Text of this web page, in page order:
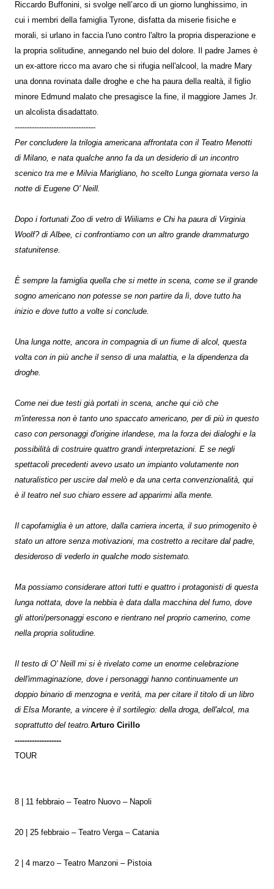
Riccardo Buffonini, si svolge nell’arco di un giorno lunghissimo, in
cui i membri della famiglia Tyrone, disfatta da miserie fisiche e
morali, si urlano in faccia l'uno contro l'altro la propria disperazione e
la propria solitudine, annegando nel buio del dolore. Il padre James è
un ex-attore ricco ma avaro che si rifugia nell'alcool, la madre Mary
una donna rovinata dalle droghe e che ha paura della realtà, il figlio
minore Edmund malato che presagisce la fine, il maggiore James Jr.
un alcolista disadattato.
---------------------------------
Per concludere la trilogia americana affrontata con il Teatro Menotti
di Milano, e nata qualche anno fa da un desiderio di un incontro
scenico tra me e Milvia Marigliano, ho scelto Lunga giornata verso la
notte di Eugene O' Neill.
Dopo i fortunati Zoo di vetro di Wiiliams e Chi ha paura di Virginia
Woolf? di Albee, ci confrontiamo con un altro grande drammaturgo
statunitense.
È sempre la famiglia quella che si mette in scena, come se il grande
sogno americano non potesse se non partire da lì, dove tutto ha
inizio e dove tutto a volte si conclude.
Una lunga notte, ancora in compagnia di un fiume di alcol, questa
volta con in più anche il senso di una malattia, e la dipendenza da
droghe.
Come nei due testi già portati in scena, anche qui ciò che
m'interessa non è tanto uno spaccato americano, per di più in questo
caso con personaggi d'origine irlandese, ma la forza dei dialoghi e la
possibilità di costruire quattro grandi interpretazioni. E se negli
spettacoli precedenti avevo usato un impianto volutamente non
naturalistico per uscire dal melò e da una certa convenzionalità, qui
è il teatro nel suo chiaro essere ad apparirmi alla mente.
Il capofamiglia è un attore, dalla carriera incerta, il suo primogenito è
stato un attore senza motivazioni, ma costretto a recitare dal padre,
desideroso di vederlo in qualche modo sistemato.
Ma possiamo considerare attori tutti e quattro i protagonisti di questa
lunga nottata, dove la nebbia è data dalla macchina del fumo, dove
gli attori/personaggi escono e rientrano nel proprio camerino, come
nella propria solitudine.
Il testo di O' Neill mi si è rivelato come un enorme celebrazione
dell'immaginazione, dove i personaggi hanno continuamente un
doppio binario di menzogna e verità, ma per citare il titolo di un libro
di Elsa Morante, a vincere è il sortilegio: della droga, dell'alcol, ma
soprattutto del teatro.Arturo Cirillo
-------------------
TOUR
8 | 11 febbraio – Teatro Nuovo – Napoli
20 | 25 febbraio – Teatro Verga – Catania
2 | 4 marzo – Teatro Manzoni – Pistoia